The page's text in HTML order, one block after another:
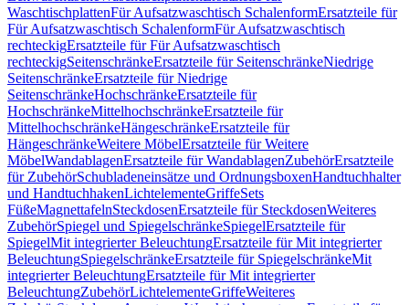
WaschtischplattenFür Aufsatzwaschtisch SchalenformErsatzteile für
Für Aufsatzwaschtisch SchalenformFür Aufsatzwaschtisch
rechteckigErsatzteile für Für Aufsatzwaschtisch
rechteckigSeitenschränkeErsatzteile für SeitenschränkeNiedrige
SeitenschränkeErsatzteile für Niedrige
SeitenschränkeHochschränkeErsatzteile für
HochschränkeMittelhochschränkeErsatzteile für
MittelhochschränkeHängeschränkeErsatzteile für
HängeschränkeWeitere MöbelErsatzteile für Weitere
MöbelWandablagenErsatzteile für WandablagenZubehörErsatzteile
für ZubehörSchubladeneinsätze und OrdnungsboxenHandtuchhalter
und HandtuchhakenLichtelementeGriffeSets
FüßeMagnettafelnSteckdosenErsatzteile für SteckdosenWeiteres
ZubehörSpiegel und SpiegelschränkeSpiegelErsatzteile für
SpiegelMit integrierter BeleuchtungErsatzteile für Mit integrierter
BeleuchtungSpiegelschränkeErsatzteile für SpiegelschränkeMit
integrierter BeleuchtungErsatzteile für Mit integrierter
BeleuchtungZubehörLichtelementeGriffeWeiteres